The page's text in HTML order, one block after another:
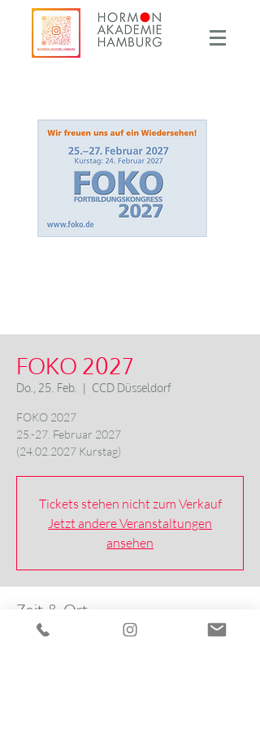
FOKO 2027
Do., 25. Feb.
  |
CCD Düsseldorf
FOKO 2027
25.-27. Februar 2027
(24.02.2027 Kurstag)
Tickets stehen nicht zum Verkauf
Jetzt andere Veranstaltungen
ansehen
Zeit & Ort
25. Feb. 2027, 10:00 – 27. Feb. 2027, 17:00